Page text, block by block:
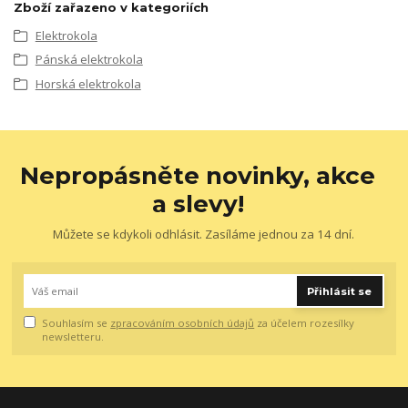
Zboží zařazeno v kategoriích
Elektrokola
Pánská elektrokola
Horská elektrokola
Nepropásněte novinky, akce
a slevy!
Můžete se kdykoli odhlásit. Zasíláme jednou za 14 dní.
Přihlásit se
Souhlasím se zpracováním osobních údajů za účelem rozesílky
newsletteru.